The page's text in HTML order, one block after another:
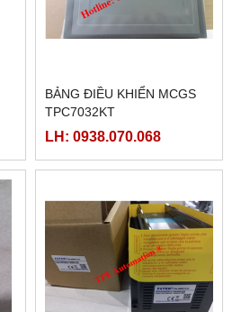
BẢNG ĐIỀU KHIỂN MCGS
TPC7032KT
LH: 0938.070.068